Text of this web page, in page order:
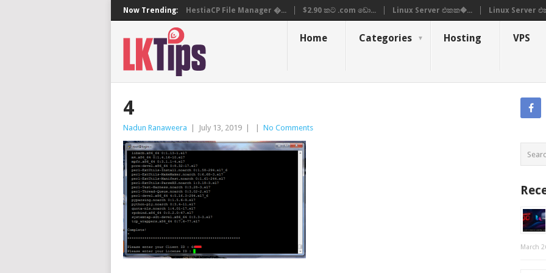
Now Trending: HestiaCP File Manager �... $2.90 කට .com ඩො... Linux Server එකක�... Linux Server
Home Categories Hosting VPS
4
Nadun Ranaweera July 13, 2019 No Comments
March